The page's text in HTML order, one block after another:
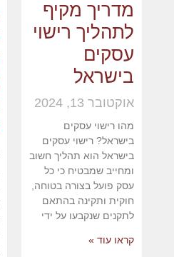
מדריך מקיף
לתהליך רישוי
עסקים
בישראל
אוקטובר 13, 2024
מהו רישוי עסקים
בישראל? רישוי עסקים
בישראל הוא תהליך חשוב
ומחייב שמבטיח כי כל
עסק פועל בצורה בטוחה,
חוקית ותקינה בהתאם
לתקנים שנקבעו על ידי
קראו עוד »